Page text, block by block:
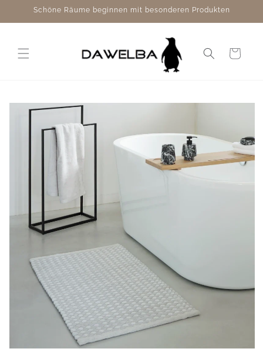
zum
Inhalt
Schöne Räume beginnen mit besonderen Produkten
Warenkorb